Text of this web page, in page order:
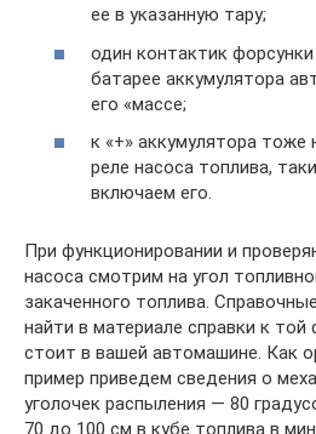
ее в указанную тару;
один контактик
батарее аккумулятора
его «массе;
к «+» аккумулятора
реле насоса топлива,
включаем его.
При функционировании и
насоса смотрим на угол
закаченного топлива.
найти в материале справки к той
стоит в вашей автомашине. Как
пример приведем сведения о
уголочек распыления — 80
70 до 100 см в кубе топлива в